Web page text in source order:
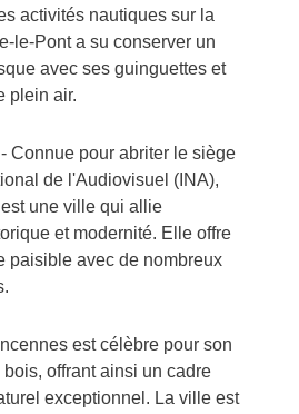
activités nautiques sur la
le-Pont a su conserver un
avec ses guinguettes et
plein air.
Connue pour abriter le siège
de l'Audiovisuel (INA),
une ville qui allie
et modernité. Elle offre
paisible avec de nombreux
est célèbre pour son
offrant ainsi un cadre
exceptionnel. La ville est